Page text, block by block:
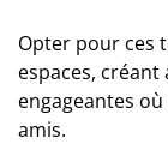
Opter pour ces
espaces,
engageantes
amis.